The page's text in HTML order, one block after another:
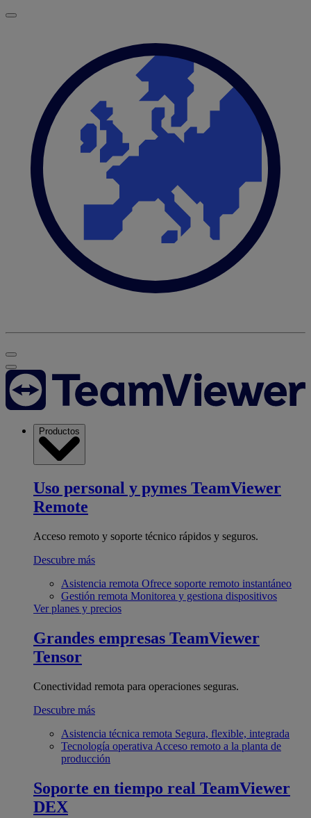
Productos
Uso personal y pymes TeamViewer
Remote
Acceso remoto y soporte técnico rápidos y seguros.
Descubre más
Asistencia remota Ofrece soporte remoto instantáneo
Gestión remota Monitorea y gestiona dispositivos
Ver planes y precios
Grandes empresas TeamViewer
Tensor
Conectividad remota para operaciones seguras.
Descubre más
Asistencia técnica remota Segura, flexible, integrada
Tecnología operativa Acceso remoto a la planta de
producción
Soporte en tiempo real TeamViewer
DEX